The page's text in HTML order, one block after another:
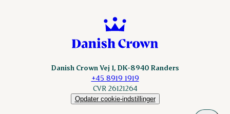
Danish Crown Vej 1, DK-8940 Randers
+45 8919 1919
CVR 26121264
Opdater cookie-indstillinger